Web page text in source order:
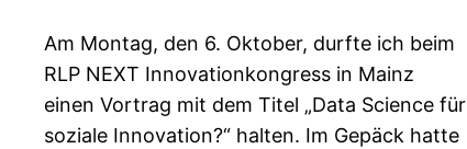
Am Montag, den 6. Oktober, durfte ich beim
RLP NEXT Innovationkongress in Mainz
einen Vortrag mit dem Titel „Data Science für
soziale Innovation?“ halten. Im Gepäck hatte